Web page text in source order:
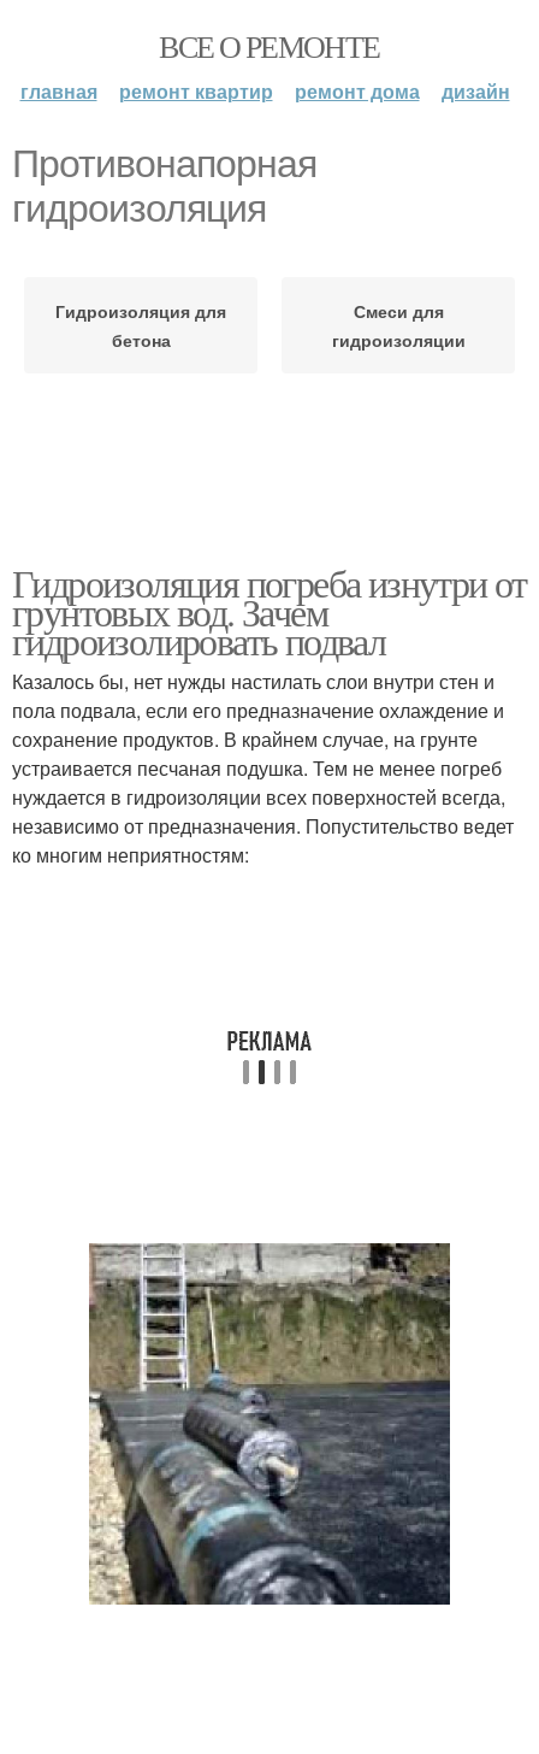
ВСЕ О РЕМОНТЕ
главная ремонт квартир ремонт дома дизайн
Противонапорная
гидроизоляция
Гидроизоляция для
бетона
Смеси для
гидроизоляции
Гидроизоляция погреба изнутри от
грунтовых вод. Зачем
гидроизолировать подвал
Казалось бы, нет нужды настилать слои внутри стен и
пола подвала, если его предназначение охлаждение и
сохранение продуктов. В крайнем случае, на грунте
устраивается песчаная подушка. Тем не менее погреб
нуждается в гидроизоляции всех поверхностей всегда,
независимо от предназначения. Попустительство ведет
ко многим неприятностям: